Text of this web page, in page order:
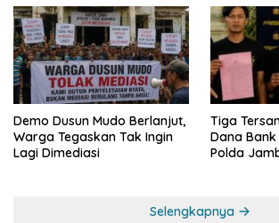
Demo Dusun Mudo Berlanjut,
Warga Tegaskan Tak Ingin
Lagi Dimediasi
Tiga
Dana
Polda
Selengkapnya